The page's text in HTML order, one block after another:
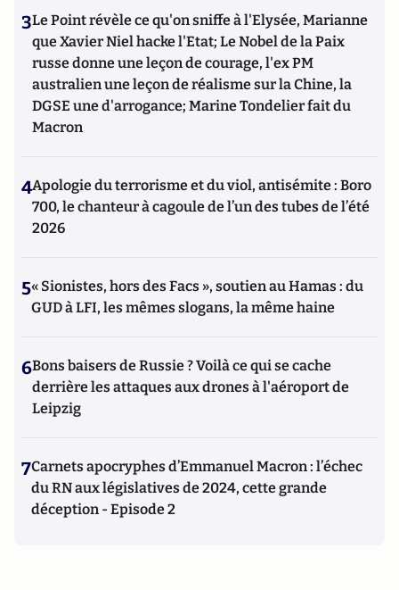
3Le Point révèle ce qu'on sniffe à l'Elysée, Marianne
que Xavier Niel hacke l'Etat; Le Nobel de la Paix
russe donne une leçon de courage, l'ex PM
australien une leçon de réalisme sur la Chine, la
DGSE une d'arrogance; Marine Tondelier fait du
Macron
4Apologie du terrorisme et du viol, antisémite : Boro
700, le chanteur à cagoule de l’un des tubes de l’été
2026
5« Sionistes, hors des Facs », soutien au Hamas : du
GUD à LFI, les mêmes slogans, la même haine
6Bons baisers de Russie ? Voilà ce qui se cache
derrière les attaques aux drones à l'aéroport de
Leipzig
7Carnets apocryphes d’Emmanuel Macron : l’échec
du RN aux législatives de 2024, cette grande
déception - Episode 2